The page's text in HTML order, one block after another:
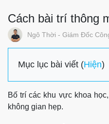
Cách bài trí thông
Ngô Thời - Giám Đốc
Mục lục bài viết (Hiện)
Bố trí các khu vực khoa
không gian hẹp.